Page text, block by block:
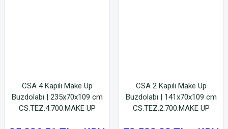
CSA 4 Kapılı Make Up
Buzdolabı | 235x70x109 cm
CS.TEZ.4.700.MAKE UP
CSA 2 Kapılı Make Up
Buzdolabı | 141x70x109 cm
CS.TEZ.2.700.MAKE UP